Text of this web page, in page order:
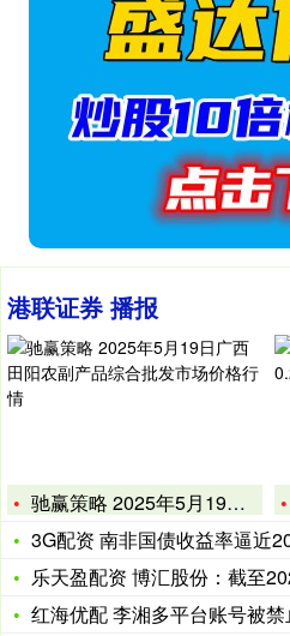
港联证券 播报
驰赢策略 2025年5月19日广西田阳农副产品综合批发市场价
3G配资 南非国债收益率逼近
乐天盈配资 博汇股份：截至
红海优配 李湘多平台账号被